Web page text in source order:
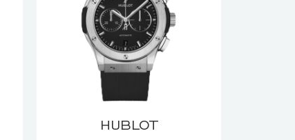
HUBLOT